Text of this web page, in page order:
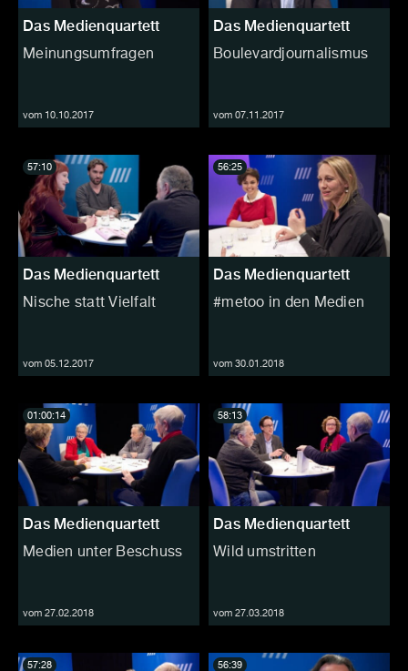
Das Medienquartett
Meinungsumfragen
vom 10.10.2017
Das Medienquartett
Boulevardjournalismus
vom 07.11.2017
Das Medienquartett
Nische statt Vielfalt
vom 05.12.2017
57:10
Das Medienquartett
#metoo in den Medien
vom 30.01.2018
56:25
Das Medienquartett
Medien unter Beschuss
vom 27.02.2018
01:00:14
Das Medienquartett
Wild umstritten
vom 27.03.2018
58:13
57:28 56:39